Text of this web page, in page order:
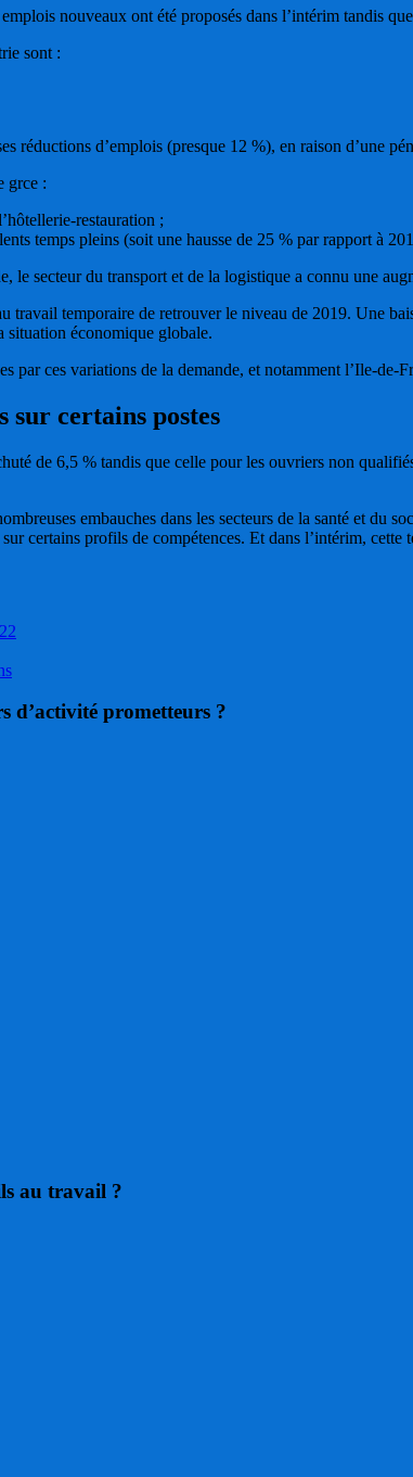
nouveaux ont été proposés dans l’intérim tandis
sont :
réductions d’emplois (presque 12 %), en raison d’une
grce :
restauration ;
temps pleins (soit une hausse de 25 % par rapport à
le secteur du transport et de la logistique a connu une
travail temporaire de retrouver le niveau de 2019. Une
situation économique globale.
par ces variations de la demande, et notamment l’Ile-
sur certains postes
de 6,5 % tandis que celle pour les ouvriers non
embauches dans les secteurs de la santé et du
certains profils de compétences. Et dans l’intérim, cette
d’activité prometteurs ?
au travail ?